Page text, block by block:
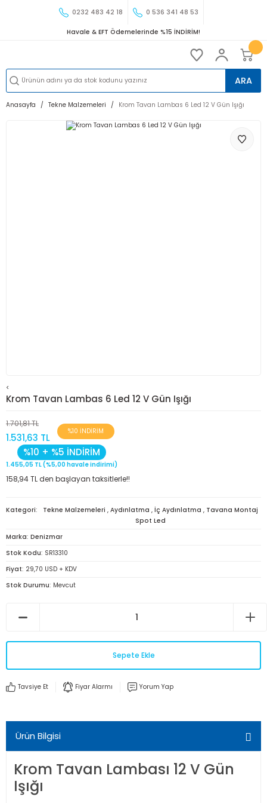
0232 483 42 18 0 536 341 48 53
Havale & EFT Ödemelerinde %15 İNDİRİM!
ARA
Anasayfa Tekne Malzemeleri Krom Tavan Lambas 6 Led 12 V Gün Işığı
<
Krom Tavan Lambas 6 Led 12 V Gün Işığı
1.701,81 TL
1.531,63 TL
%10 İNDİRİM
%10 + %5 İNDİRİM
1.455,05 TL (%5,00 havale indirimi)
158,94 TL den başlayan taksitlerle!!
Kategori Tekne Malzemeleri , Aydınlatma , İç Aydınlatma , Tavana Montaj
Spot Led
Marka Denizmar
Stok Kodu SR13310
Fiyat 29,70 USD + KDV
Stok Durumu Mevcut
Sepete Ekle
Tavsiye Et Fiyar Alarmı Yorum Yap
Ürün Bilgisi
Krom Tavan Lambası 12 V Gün
Işığı